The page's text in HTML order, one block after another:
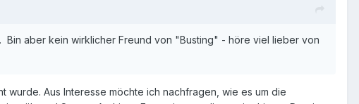
aber kein wirklicher Freund von "Busting" - höre viel lieber von
wurde. Aus Interesse möchte ich nachfragen, wie es um die